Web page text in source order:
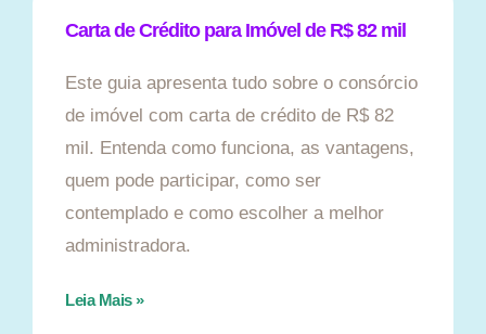
Carta de Crédito para Imóvel de R$ 82 mil
Este guia apresenta tudo sobre o consórcio
de imóvel com carta de crédito de R$ 82
mil. Entenda como funciona, as vantagens,
quem pode participar, como ser
contemplado e como escolher a melhor
administradora.
Leia Mais »